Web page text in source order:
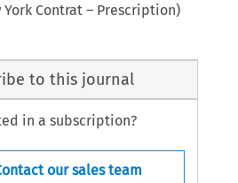
Contrat – Prescription)
to this journal
in a subscription?
our sales team